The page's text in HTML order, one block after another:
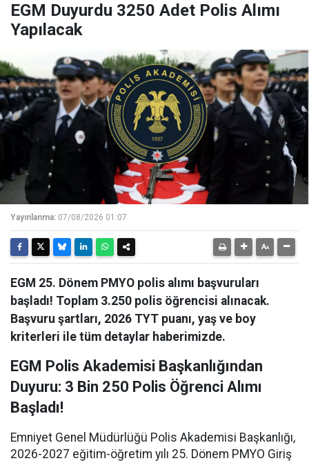
EGM Duyurdu 3250 Adet Polis Alımı
Yapılacak
Yayınlanma: 07/08/2026 01:07
EGM 25. Dönem PMYO polis alımı başvuruları
başladı! Toplam 3.250 polis öğrencisi alınacak.
Başvuru şartları, 2026 TYT puanı, yaş ve boy
kriterleri ile tüm detaylar haberimizde.
EGM Polis Akademisi Başkanlığından
Duyuru: 3 Bin 250 Polis Öğrenci Alımı
Başladı!
Emniyet Genel Müdürlüğü Polis Akademisi Başkanlığı,
2026-2027 eğitim-öğretim yılı 25. Dönem PMYO Giriş